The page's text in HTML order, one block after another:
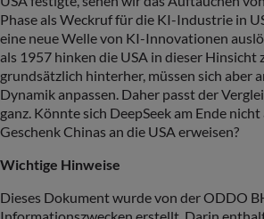
Phase als Weckruf für die KI-Industrie in
eine neue Welle von KI-Innovationen
als 1957 hinken die USA in dieser Hinsicht
grundsätzlich hinterher, müssen sich aber
Dynamik anpassen. Daher passt der
ganz. Könnte sich DeepSeek am Ende
Geschenk Chinas an die USA erweisen?
Wichtige Hinweise
Dieses Dokument wurde von der ODDO